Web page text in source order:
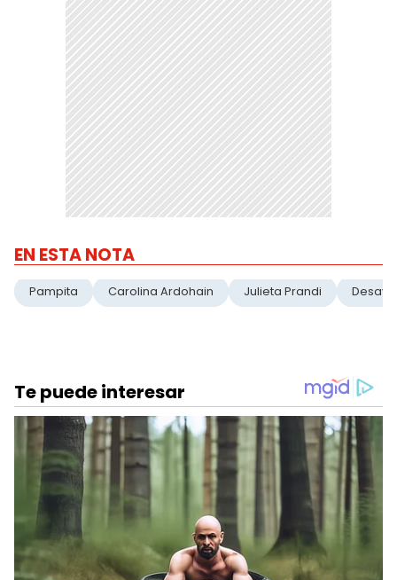
EN ESTA NOTA
Pampita Carolina Ardohain Julieta Prandi